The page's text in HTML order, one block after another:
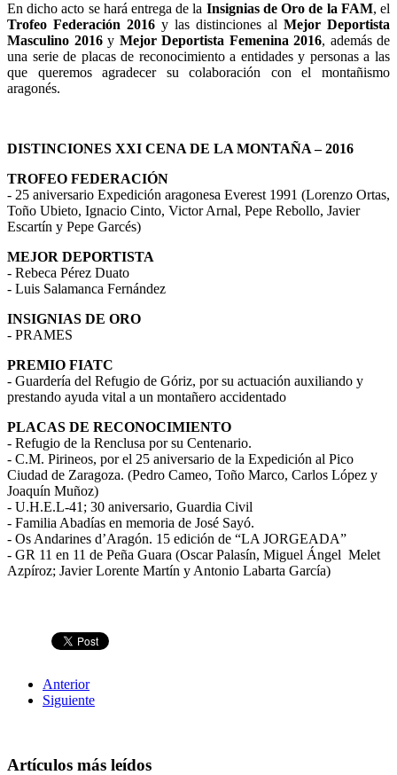
En dicho acto se hará entrega de la Insignias de Oro de la FAM, el
Trofeo Federación 2016 y las distinciones al Mejor Deportista
Masculino 2016y Mejor Deportista Femenina 2016, además de
una serie de placas de reconocimiento a entidades y personas a las
que queremos agradecer su colaboración con el montañismo
aragonés.
DISTINCIONES XXI CENA DE LA MONTAÑA – 2016
TROFEO FEDERACIÓN
- 25 aniversario Expedición aragonesa Everest 1991 (Lorenzo Ortas,
Toño Ubieto, Ignacio Cinto, Victor Arnal, Pepe Rebollo, Javier
Escartín y Pepe Garcés)
MEJOR DEPORTISTA
- Rebeca Pérez Duato
- Luis Salamanca Fernández
INSIGNIAS DE ORO
- PRAMES
PREMIO FIATC
- Guardería del Refugio de Góriz, por su actuación auxiliando y
prestando ayuda vital a un montañero accidentado
PLACAS DE RECONOCIMIENTO
- Refugio de la Renclusa por su Centenario.
- C.M. Pirineos, por el 25 aniversario de la Expedición al Pico
Ciudad de Zaragoza. (Pedro Cameo, Toño Marco, Carlos López y
Joaquín Muñoz)
- U.H.E.L-41; 30 aniversario, Guardia Civil
- Familia Abadías en memoria de José Sayó.
- Os Andarines d’Aragón. 15 edición de “LA JORGEADA”
- GR 11 en 11 de Peña Guara (Oscar Palasín, Miguel Ángel Melet
Azpíroz; Javier Lorente Martín y Antonio Labarta García)
Anterior
Siguiente
Artículos más leídos